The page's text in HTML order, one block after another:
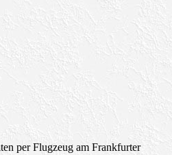
per Flugzeug am Frankfurter